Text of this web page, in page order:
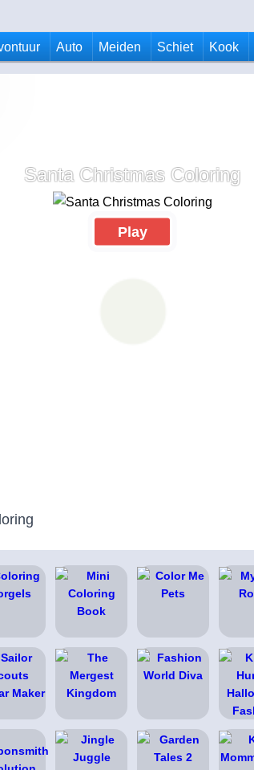
Auto Meiden Schiet Kook
Santa Christmas Coloring
Play